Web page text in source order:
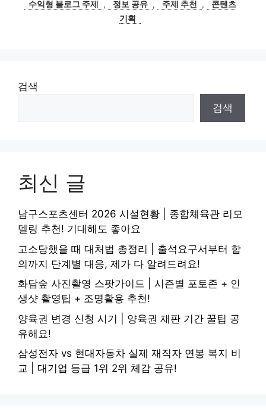
수익형 블로그 주제
, 정보 공유 , 주제 추천 ,
콘텐츠
기획
검색
검색
최신 글
남구스포츠센터 2026 시설현황 | 종합체육관 리모
델링 추천! 기대해도 좋아요
고소당했을 때 대처법 총정리 | 출석요구서부터 합
의까지 단계별 대응, 제가 다 알려드려요!
화담숲 사진촬영 스팟가이드 | 시즌별 포토존 + 인
생샷 촬영팁 + 조명활용 추천!
양육권 변경 신청 시기 | 양육권 재판 기간 꿀팁 공
유해요!
삼성전자 vs 현대자동차 실제 재직자 연봉 복지 비
교 | 대기업 등급 1위 2위 체감 공유!